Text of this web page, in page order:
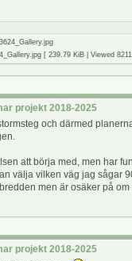
[ 239.79 KiB | Viewed
projekt 2018-2025
och därmed
att börja med, men har
välja vilken väg jag sågar
men är osäker på
projekt 2018-2025